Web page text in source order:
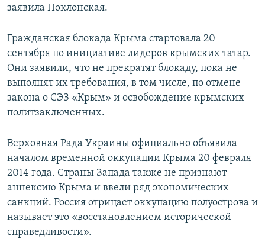
заявила Поклонская.
Гражданская блокада Крыма стартовала 20
сентября по инициативе лидеров крымских татар.
Они заявили, что не прекратят блокаду, пока не
выполнят их требования, в том числе, по отмене
закона о СЭЗ «Крым» и освобождение крымских
политзаключенных.
Верховная Рада Украины официально объявила
началом временной оккупации Крыма 20 февраля
2014 года. Страны Запада также не признают
аннексию Крыма и ввели ряд экономических
санкций. Россия отрицает оккупацию полуострова и
называет это «восстановлением исторической
справедливости».